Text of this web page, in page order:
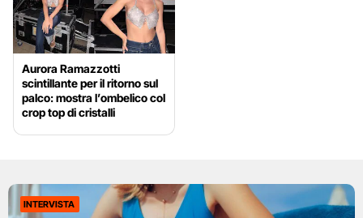
Aurora Ramazzotti
scintillante per il ritorno sul
palco: mostra l’ombelico col
crop top di cristalli
INTERVISTA